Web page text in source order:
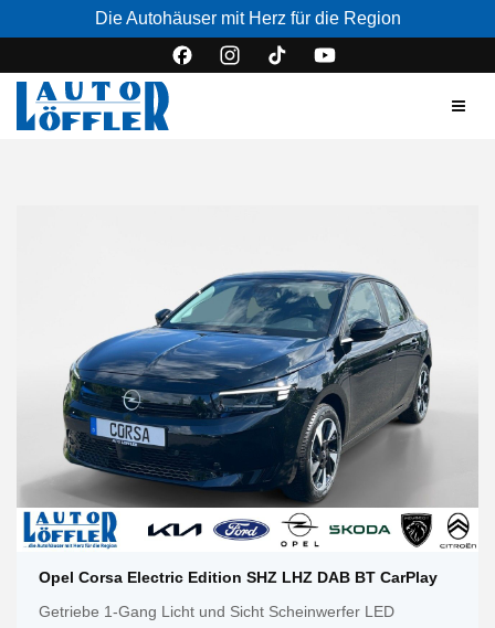
Die Autohäuser mit Herz für die Region
Opel Corsa Electric Edition SHZ LHZ DAB BT CarPlay
Getriebe 1-Gang Licht und Sicht Scheinwerfer LED